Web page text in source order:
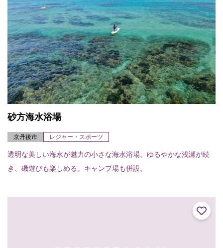
砂方海水浴場
京丹後市 レジャー・スポーツ
透明な美しい海水が魅力の小さな海水浴場。ゆるやかな浅瀬が続
き、磯遊びも楽しめる。キャンプ場も併設。